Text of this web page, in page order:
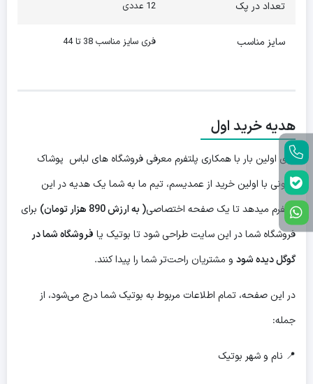
تعداد در پک 12 عددی
سایز مناسب فری سایز مناسب 38 تا 44
هدیه خرید اول
برای اولین بار با همکاری پلتفرم معرفی فروشگاه های لباس پوشاک
ایرونی با اولین خرید از عمدیسم، تیم ما به شما یک هدیه در این
پلتفرم میدهد تا یک صفحه اختصاصی( به ارزش 890 هزار تومان)
برای
فروشگاه شما در این سایت طراحی شود تا بوتیک یا فروشگاه شما در
گوگل دیده شود و مشتریان راحت‌تر شما را پیدا کنند.
در این صفحه، تمام اطلاعات مربوط به بوتیک شما درج می‌شود، از
جمله:
📍 نام و شهر بوتیک